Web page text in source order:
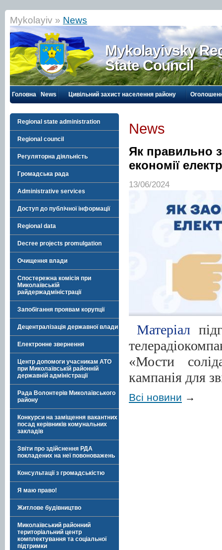
Mykolayiv » News
Mykolayivsky
State Council
Головна News Цивільний захист населення району
Regional state administration
Regional council
Регуляторна діяльність
Громадська рада
Administrative services
Доступ до публічної інформації
Regional data
Decree projects promulgation
Очищення влади
Спостережна комісія при
Миколаївській
райдержадміністрації
Запобігання проявам корупції
Децентралізація державної влади
Електронне звернення
Центр допомоги учасникам АТО
при Миколаївській районній
державній адміністрації
Рада Волонтерів Миколаївського
району
Конкурси на заміщення вакантних
посад керівників комунальних
закладів
Звіти про здійснення РДА
покладених на неї повоноважень
Консультації з громадськістю
Я маю право!
Житлове будівництво
Миколаївський районний
територіальний центр
комплектування та соціальної
підтримки
News
Як правильно
екoномії
13/06/2024
Матеріал
«Мости
кампанія для
Всі новини →